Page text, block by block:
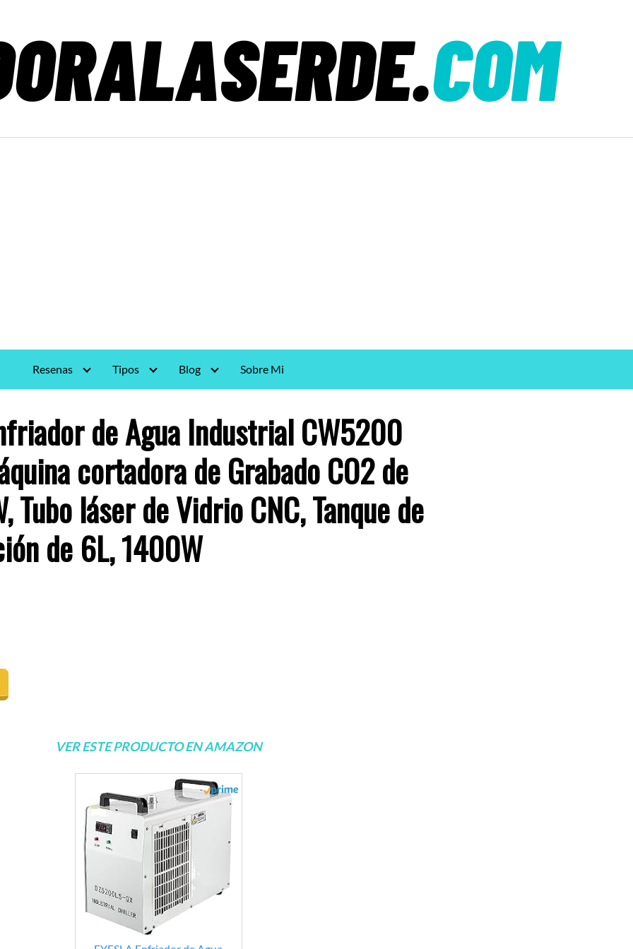
Resenas Tipos Blog Sobre Mi
de Agua Industrial CW5200
cortadora de Grabado CO2 de
Tubo láser de Vidrio CNC, Tanque de
de 6L, 1400W
VER ESTE PRODUCTO EN AMAZON